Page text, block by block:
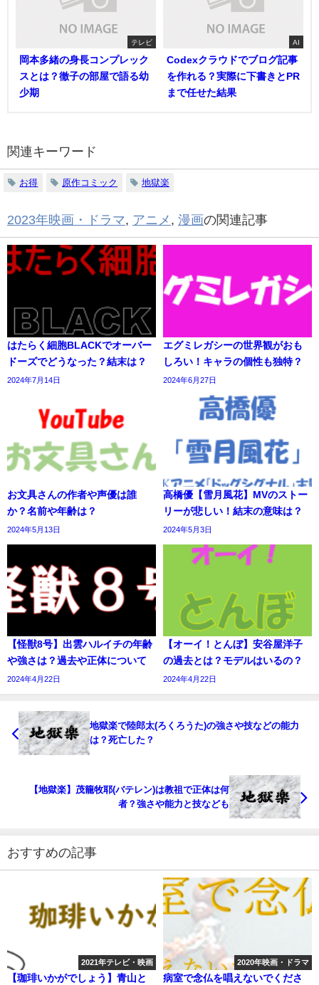
テレビ
岡本多緒の身長コンプレック
スとは？徹子の部屋で語る幼
少期
AI
Codexクラウドでブログ記事
を作れる？実際に下書きとPR
まで任せた結果
関連キーワード
お得 原作コミック 地獄楽
2023年映画・ドラマ, アニメ , 漫画の関連記事
はたらく細胞BLACKでオーバー
ドーズでどうなった？結末は？
2024年7月14日
エグミレガシーの世界観がおも
しろい！キャラの個性も独特？
2024年6月27日
お文具さんの作者や声優は誰
か？名前や年齢は？
2024年5月13日
高橋優【雪月風花】MVのストー
リーが悲しい！結末の意味は？
2024年5月3日
【怪獣8号】出雲ハルイチの年齢
や強さは？過去や正体について
2024年4月22日
【オーイ！とんぼ】安谷屋洋子
の過去とは？モデルはいるの？
2024年4月22日
地獄楽で陸郎太(ろくろうた)の強さや技などの能力
は？死亡した？
【地獄楽】茂籠牧耶(バテレン)は教祖で正体は何
者？強さや能力と技なども
おすすめの記事
2021年テレビ・映画
【珈琲いかがでしょう】青山と
2020年映画・ドラマ
病室で念仏を唱えないでくださ